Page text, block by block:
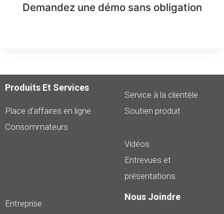
Demandez une démo sans obligation
Produits Et Services
Place d’affaires en ligne
Consommateurs
Service à la clientèle
Soutien produit
Vidéos
Entrevues et
présentations
Entreprise
Nous Joindre